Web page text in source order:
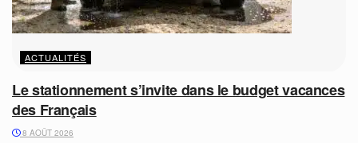
ACTUALITÉS
Le stationnement s’invite dans le budget vacances
des Français
8 AOÛT 2026